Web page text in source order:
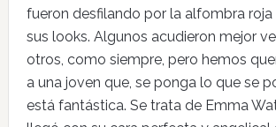
fueron desfilando por la alfombra
sus looks. Algunos acudieron mejor
otros, como siempre, pero hemos
a una joven que, se ponga lo que se
está fantástica. Se trata de Emma